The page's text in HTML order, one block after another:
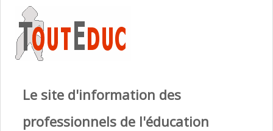
Le site d'information des
professionnels de l'éducation